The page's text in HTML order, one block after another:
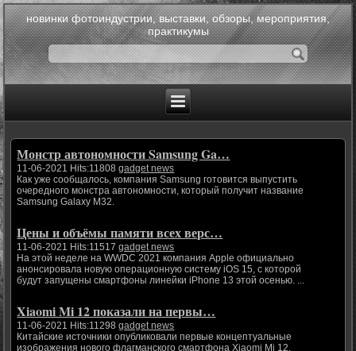
новинки фотоиндустрии, выставки, обзоры, мероприятия,
практикумы
Монстр автономности Samsung Ga…
11-06-2021 Hits:11808gadget news
Как уже сообщалось, компания Samsung готовится выпустить
очередного монстра автономности, который получит название
Samsung Galaxy M32.
Цены и объёмы памяти всех верс…
11-06-2021 Hits:11517gadget news
На этой неделе на WWDC 2021 компания Apple официально
анонсировала новую операционную систему iOS 15, с которой
будут запущены смартфоны линейки iPhone 13 этой осенью. ...
Xiaomi Mi 12 показали на первы…
11-06-2021 Hits:11298gadget news
Китайские источники опубликовали первые концептуальные
изображения нового флагманского смартфона Xiaomi Mi 12,